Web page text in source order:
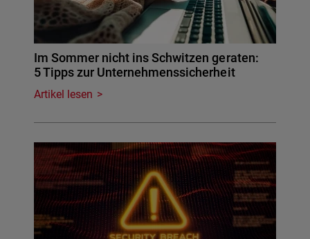
Im Sommer nicht ins Schwitzen geraten:
5 Tipps zur Unternehmenssicherheit
Artikel lesen